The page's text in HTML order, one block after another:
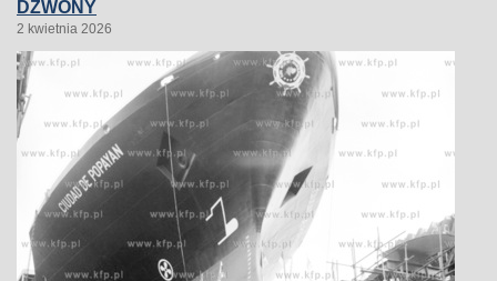
DZWONY
2 kwietnia 2026